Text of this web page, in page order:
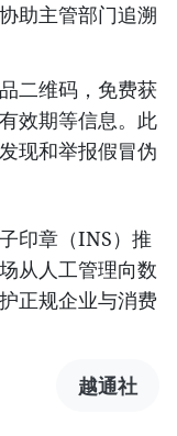
助主管部门追溯
二维码，免费获
效期等信息。此
现和举报假冒伪
印章（INS）推
从人工管理向数
正规企业与消费
越通社